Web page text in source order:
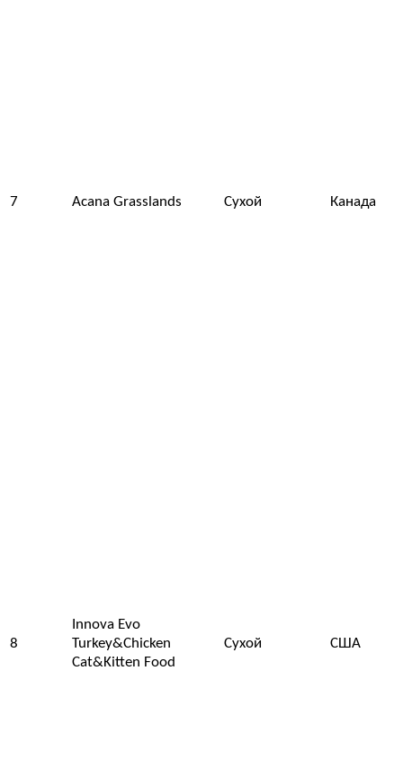
7 Acana Grasslands Сухой Канада
8
Innova Evo
Turkey&Chicken
Cat&Kitten Food
Сухой США